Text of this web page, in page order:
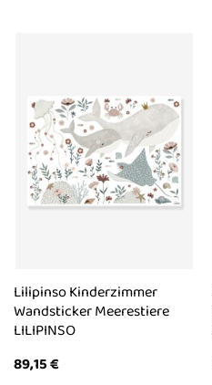
Lilipinso Kinderzimmer
Wandsticker Meerestiere
LILIPINSO
89,15€